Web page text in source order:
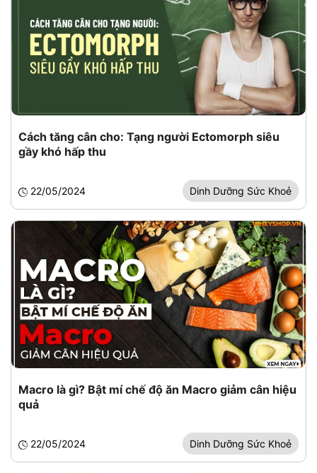
Cách tăng cân cho: Tạng người Ectomorph siêu
gầy khó hấp thu
22/05/2024 Dinh Dưỡng Sức Khoẻ
Macro là gì? Bật mí chế độ ăn Macro giảm cân hiệu
quả
22/05/2024 Dinh Dưỡng Sức Khoẻ